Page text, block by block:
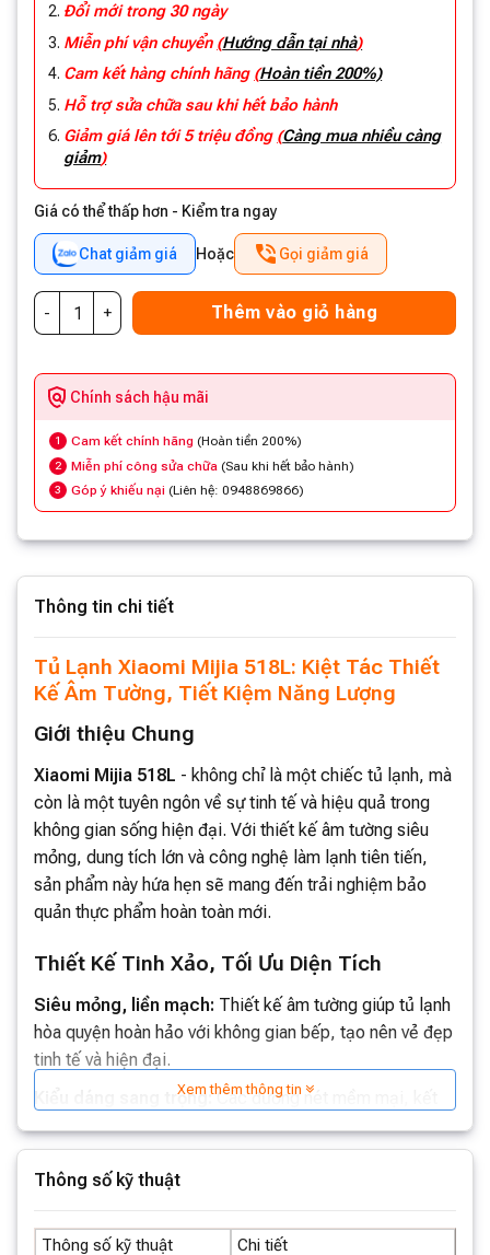
Đổi mới trong 30 ngày
Miễn phí vận chuyển (Hướng dẫn tại nhà)
Cam kết hàng chính hãng (Hoàn tiền 200%)
Hỗ trợ sửa chữa sau khi hết bảo hành
Giảm giá lên tới 5 triệu đồng (Càng mua nhiều càng
giảm)
Giá có thể thấp hơn - Kiểm tra ngay
Chat giảm giá Hoặc Gọi giảm giá
Thêm vào giỏ hàng
Chính sách hậu mãi
1 Cam kết chính hãng (Hoàn tiền 200%)
2 Miễn phí công sửa chữa (Sau khi hết bảo hành)
3 Góp ý khiếu nại (Liên hệ: 0948869866)
Thông tin chi tiết
Tủ Lạnh Xiaomi Mijia 518L: Kiệt Tác Thiết
Kế Âm Tường, Tiết Kiệm Năng Lượng
Giới thiệu Chung
Xiaomi Mijia 518L - không chỉ là một chiếc tủ lạnh, mà
còn là một tuyên ngôn về sự tinh tế và hiệu quả trong
không gian sống hiện đại. Với thiết kế âm tường siêu
mỏng, dung tích lớn và công nghệ làm lạnh tiên tiến,
sản phẩm này hứa hẹn sẽ mang đến trải nghiệm bảo
quản thực phẩm hoàn toàn mới.
Thiết Kế Tinh Xảo, Tối Ưu Diện Tích
Siêu mỏng, liền mạch: Thiết kế âm tường giúp tủ lạnh
hòa quyện hoàn hảo với không gian bếp, tạo nên vẻ đẹp
tinh tế và hiện đại.
Kiểu dáng sang trọng:Các đường nét mềm mại, kết
đẳng cấp cho không gian sống của bạn.
Xem thêm thông tin
Thông số kỹ thuật
Thông số kỹ thuật Chi tiết